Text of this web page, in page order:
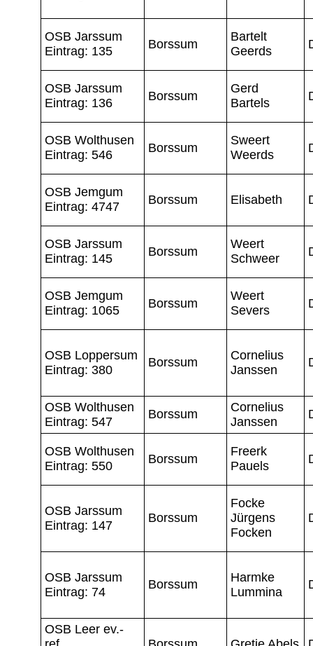
OSB Jarssum
Eintrag: 135
Borssum
Bartelt
Geerds
OSB Jarssum
Eintrag: 136
Borssum
Gerd
Bartels
OSB Wolthusen
Eintrag: 546
Borssum
Sweert
Weerds
OSB Jemgum
Eintrag: 4747
Borssum Elisabeth
OSB Jarssum
Eintrag: 145
Borssum
Weert
Schweer
OSB Jemgum
Eintrag: 1065
Borssum
Weert
Severs
OSB Loppersum
Eintrag: 380
Borssum
Cornelius
Janssen
OSB Wolthusen
Eintrag: 547
Borssum
Cornelius
Janssen
OSB Wolthusen
Eintrag: 550
Borssum
Freerk
Pauels
OSB Jarssum
Eintrag: 147
Borssum
Focke
Jürgens
Focken
OSB Jarssum
Eintrag: 74
Borssum
Harmke
Lummina
OSB Leer ev.-